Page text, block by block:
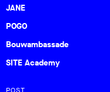
JANE
POGO
Bouwambassade
SITE Academy
POST